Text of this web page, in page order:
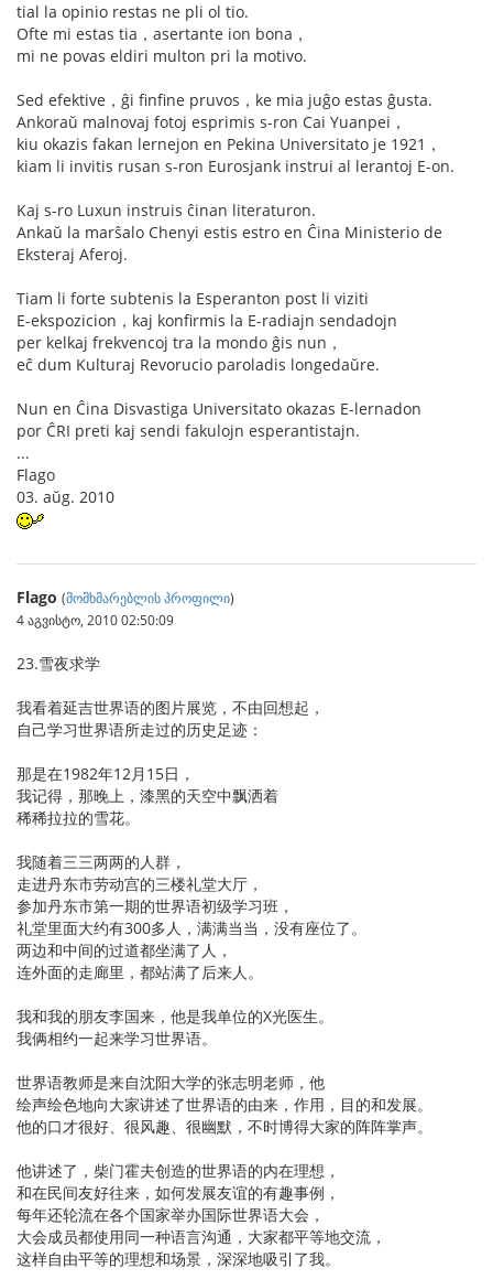
tial la opinio restas ne pli ol tio.
Ofte mi estas tia，asertante ion bona，
mi ne povas eldiri multon pri la motivo.
Sed efektive，ĝi finfine pruvos，ke mia juĝo estas ĝusta.
Ankoraŭ malnovaj fotoj esprimis s-ron Cai Yuanpei，
kiu okazis fakan lernejon en Pekina Universitato je 1921，
kiam li invitis rusan s-ron Eurosjank instrui al lerantoj E-on.
Kaj s-ro Luxun instruis ĉinan literaturon.
Ankaŭ la marŝalo Chenyi estis estro en Ĉina Ministerio de
Eksteraj Aferoj.
Tiam li forte subtenis la Esperanton post li viziti
E-ekspozicion，kaj konfirmis la E-radiajn sendadojn
per kelkaj frekvencoj tra la mondo ĝis nun，
eĉ dum Kulturaj Revorucio paroladis longedaŭre.
Nun en Ĉina Disvastiga Universitato okazas E-lernadon
por ĈRI preti kaj sendi fakulojn esperantistajn.
...
Flago
03. aŭg. 2010
Flago (მომხმარებლის პროფილი)
4 აგვისტო, 2010 02:50:09
23.雪夜求学
我看着延吉世界语的图片展览，不由回想起，
自己学习世界语所走过的历史足迹：
那是在1982年12月15日，
我记得，那晚上，漆黑的天空中飘洒着
稀稀拉拉的雪花。
我随着三三两两的人群，
走进丹东市劳动宫的三楼礼堂大厅，
参加丹东市第一期的世界语初级学习班，
礼堂里面大约有300多人，满满当当，没有座位了。
两边和中间的过道都坐满了人，
连外面的走廊里，都站满了后来人。
我和我的朋友李国来，他是我单位的X光医生。
我俩相约一起来学习世界语。
世界语教师是来自沈阳大学的张志明老师，他
绘声绘色地向大家讲述了世界语的由来，作用，目的和发展。
他的口才很好、很风趣、很幽默，不时博得大家的阵阵掌声。
他讲述了，柴门霍夫创造的世界语的内在理想，
和在民间友好往来，如何发展友谊的有趣事例，
每年还轮流在各个国家举办国际世界语大会，
大会成员都使用同一种语言沟通，大家都平等地交流，
这样自由平等的理想和场景，深深地吸引了我。